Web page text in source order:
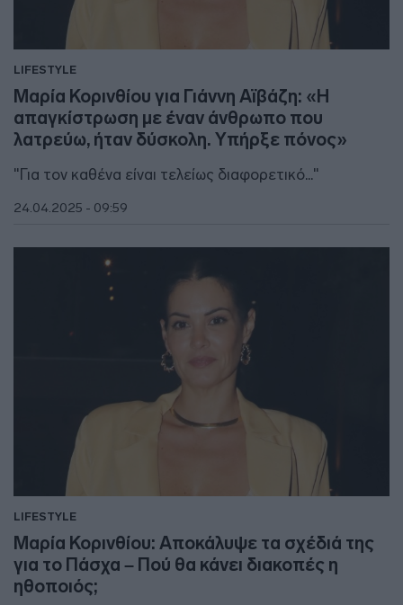
LIFESTYLE
Μαρία Κορινθίου για Γιάννη Αϊβάζη: «Η
απαγκίστρωση με έναν άνθρωπο που
λατρεύω, ήταν δύσκολη. Υπήρξε πόνος»
"Για τον καθένα είναι τελείως διαφορετικό..."
24.04.2025 - 09:59
LIFESTYLE
Μαρία Κορινθίου: Αποκάλυψε τα σχέδιά της
για το Πάσχα – Πού θα κάνει διακοπές η
ηθοποιός;